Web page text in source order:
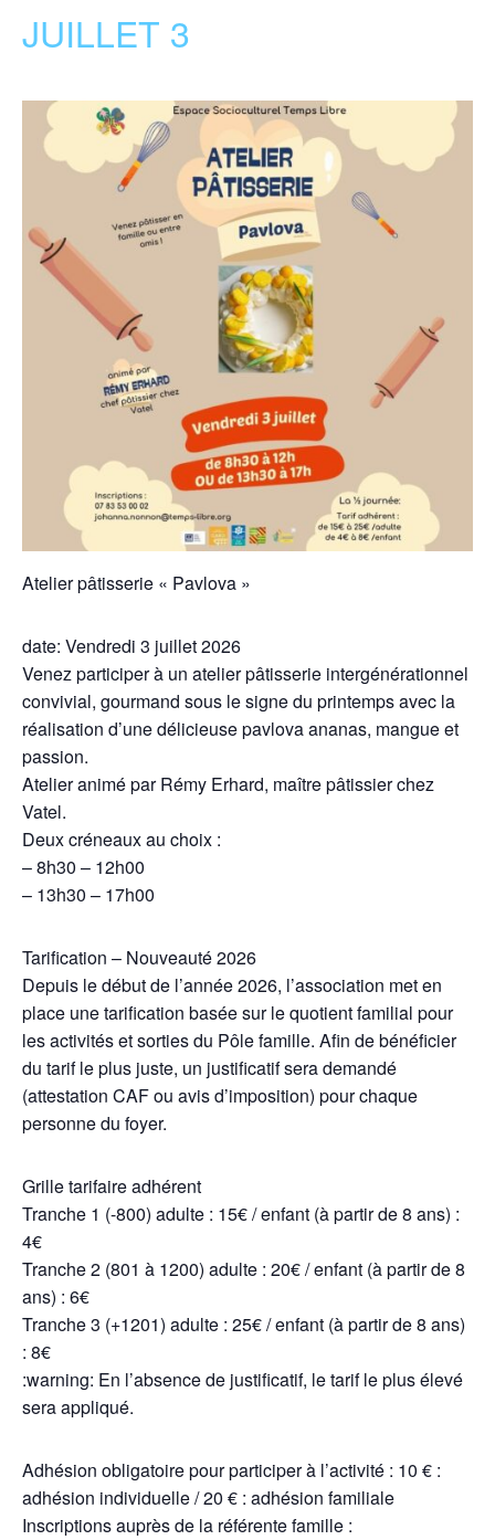
JUILLET 3
Atelier pâtisserie « Pavlova »
date: Vendredi 3 juillet 2026
Venez participer à un atelier pâtisserie intergénérationnel
convivial, gourmand sous le signe du printemps avec la
réalisation d’une délicieuse pavlova ananas, mangue et
passion.
Atelier animé par Rémy Erhard, maître pâtissier chez
Vatel.
Deux créneaux au choix :
– 8h30 – 12h00
– 13h30 – 17h00
Tarification – Nouveauté 2026
Depuis le début de l’année 2026, l’association met en
place une tarification basée sur le quotient familial pour
les activités et sorties du Pôle famille. Afin de bénéficier
du tarif le plus juste, un justificatif sera demandé
(attestation CAF ou avis d’imposition) pour chaque
personne du foyer.
Grille tarifaire adhérent
Tranche 1 (-800) adulte : 15€ / enfant (à partir de 8 ans) :
4€
Tranche 2 (801 à 1200) adulte : 20€ / enfant (à partir de 8
ans) : 6€
Tranche 3 (+1201) adulte : 25€ / enfant (à partir de 8 ans)
: 8€
:warning: En l’absence de justificatif, le tarif le plus élevé
sera appliqué.
Adhésion obligatoire pour participer à l’activité : 10 € :
adhésion individuelle / 20 € : adhésion familiale
Inscriptions auprès de la référente famille :